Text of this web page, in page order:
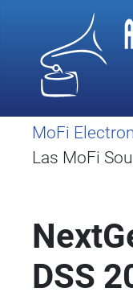
MoFi
Las MoFi
DSS